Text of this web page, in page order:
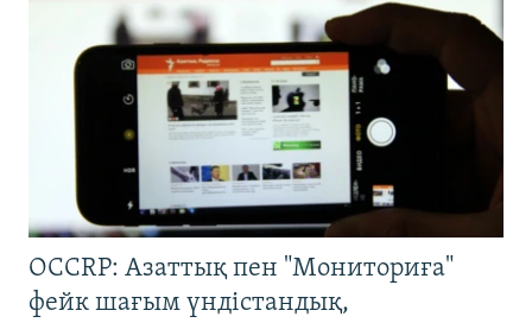
OCCRP: Азаттық пен "Мониториға"
фейк шағым үндістандық,